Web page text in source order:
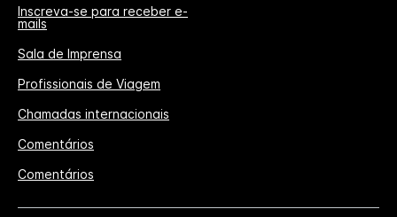
Inscreva-se para receber e-
mails
Sala de Imprensa
Profissionais de Viagem
Chamadas internacionais
Comentários
Comentários